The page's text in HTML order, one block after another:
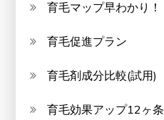
育毛マップ早わかり！
育毛促進プラン
育毛剤成分比較(試用)
育毛効果アップ12ヶ条